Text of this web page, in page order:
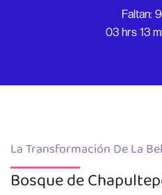
Faltan:
03 hrs 13
Inicio
La Transformación De La
Bosque de